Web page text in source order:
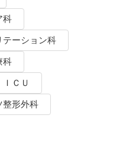
科
テーション科
科
ＣＵ
整形外科